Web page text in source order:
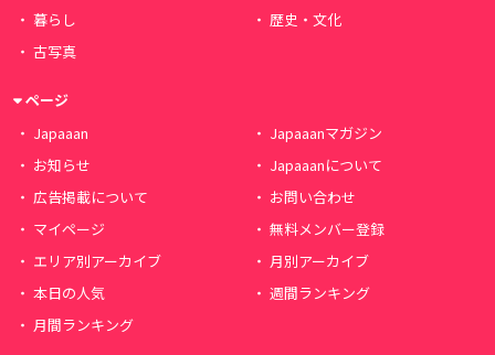
暮らし
歴史・文化
古写真
ページ
Japaaan
Japaaanマガジン
お知らせ
Japaaanについて
広告掲載について
お問い合わせ
マイページ
無料メンバー登録
エリア別アーカイブ
月別アーカイブ
本日の人気
週間ランキング
月間ランキング